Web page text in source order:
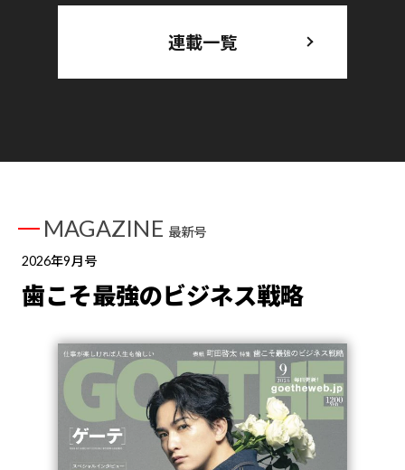
連載一覧
MAGAZINE 最新号
2026年9月号
歯こそ最強のビジネス戦略